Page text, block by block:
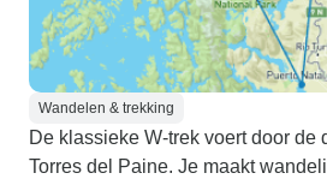
Wandelen & trekking
De klassieke W-trek voert door de
Torres del Paine. Je maakt